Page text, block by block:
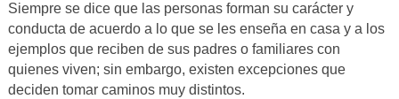
Siempre se dice que las personas forman su carácter y
conducta de acuerdo a lo que se les enseña en casa y a los
ejemplos que reciben de sus padres o familiares con
quienes viven; sin embargo, existen excepciones que
deciden tomar caminos muy distintos.